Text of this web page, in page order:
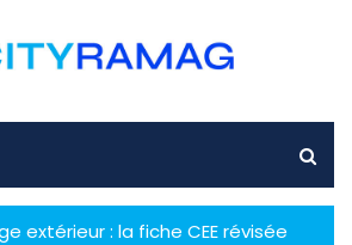
extérieur : la fiche CEE révisée